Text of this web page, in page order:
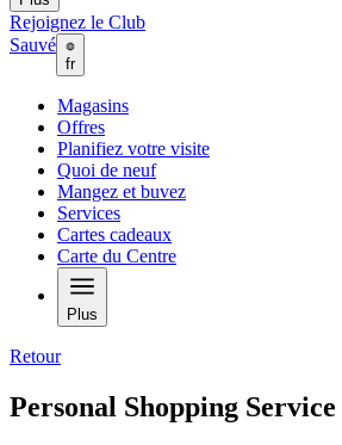
Rejoignez le Club
Sauvé
fr
Magasins
Offres
Planifiez votre visite
Quoi de neuf
Mangez et buvez
Services
Cartes cadeaux
Carte du Centre
Plus
Retour
Personal Shopping Service